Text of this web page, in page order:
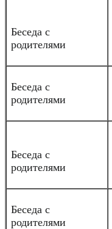
Беседа с
родителями
Беседа с
родителями
Беседа с
родителями
Беседа с
родителями